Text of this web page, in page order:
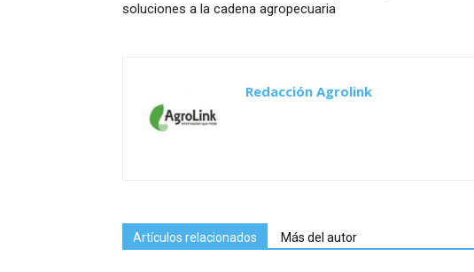
soluciones a la cadena agropecuaria
Redacción Agrolink
Artículos relacionados Más del autor